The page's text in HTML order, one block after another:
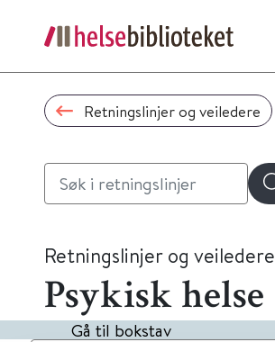
Retningslinjer og veiledere
Retningslinjer og veiledere
Psykisk helse
Gå til bokstav